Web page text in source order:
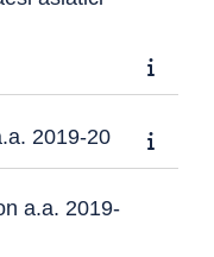
2019-20
a.a. 2019-